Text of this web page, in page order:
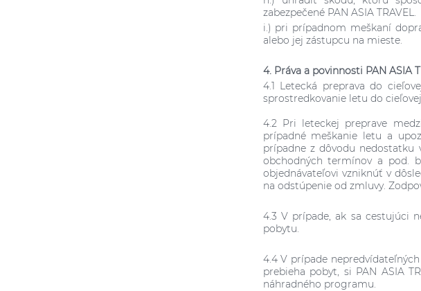
zabezpečené PAN ASIA TRAVEL.
i.) pri prípadnom meškaní
alebo jej zástupcu na mieste.
4. Práva a povinnosti PAN ASIA
4.1 Letecká preprava do
sprostredkovanie letu do
4.2 Pri leteckej preprave
prípadné meškanie letu a
prípadne z dôvodu nedostatku
obchodných termínov a pod.
objednávateľovi vzniknúť v
na odstúpenie od zmluvy.
4.3 V prípade, ak sa cestujúci
pobytu.
4.4 V prípade
prebieha pobyt, si PAN ASIA
náhradného programu.